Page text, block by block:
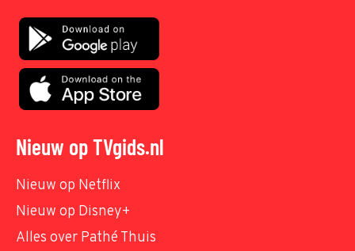
Nieuw op TVgids.nl
Nieuw op Netflix
Nieuw op Disney+
Alles over Pathé Thuis